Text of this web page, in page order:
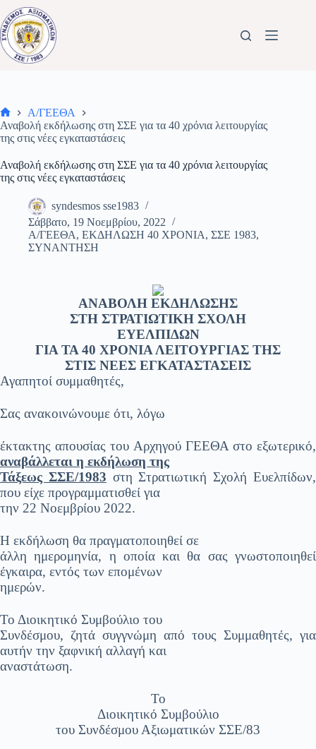
Μετάβαση
στο
περιεχόμενο
Αρχική
σελίδα
Α/ΓΕΕΘΑ
Αναβολή εκδήλωσης στη ΣΣΕ για τα 40 χρόνια λειτουργίας
της στις νέες εγκαταστάσεις
Αναβολή εκδήλωσης στη ΣΣΕ για τα 40 χρόνια λειτουργίας
της στις νέες εγκαταστάσεις
syndesmos sse1983
Σάββατο, 19 Νοεμβρίου, 2022
Α/ΓΕΕΘΑ, ΕΚΔΗΛΩΣΗ 40 ΧΡΟΝΙΑ, ΣΣΕ 1983,
ΣΥΝΑΝΤΗΣΗ
ΑΝΑΒΟΛΗ ΕΚΔΗΛΩΣΗΣ
ΣΤΗ ΣΤΡΑΤΙΩΤΙΚΗ ΣΧΟΛΗ
ΕΥΕΛΠΙΔΩΝ
ΓΙΑ ΤΑ 40 ΧΡΟΝΙΑ ΛΕΙΤΟΥΡΓΙΑΣ ΤΗΣ
ΣΤΙΣ ΝΕΕΣ ΕΓΚΑΤΑΣΤΑΣΕΙΣ
Αγαπητοί συμμαθητές,
Σας ανακοινώνουμε ότι, λόγω
έκτακτης απουσίας του Αρχηγού ΓΕΕΘΑ στο εξωτερικό,
αναβάλλεται η εκδήλωση της
Τάξεως ΣΣΕ/1983 στη Στρατιωτική Σχολή Ευελπίδων,
που είχε προγραμματισθεί για
την 22 Νοεμβρίου 2022.
Η εκδήλωση θα πραγματοποιηθεί σε
άλλη ημερομηνία, η οποία και θα σας γνωστοποιηθεί
έγκαιρα, εντός των επομένων
ημερών.
Το Διοικητικό Συμβούλιο του
Συνδέσμου, ζητά συγγνώμη από τους Συμμαθητές, για
αυτήν την ξαφνική αλλαγή και
αναστάτωση.
Το
Διοικητικό Συμβούλιο
του Συνδέσμου Αξιωματικών ΣΣΕ/83